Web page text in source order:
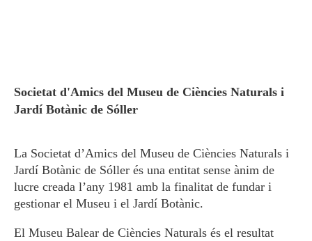
Societat d'Amics del Museu de Ciències Naturals i
Jardí Botànic de Sóller
La Societat d’Amics del Museu de Ciències Naturals i
Jardí Botànic de Sóller és una entitat sense ànim de
lucre creada l’any 1981 amb la finalitat de fundar i
gestionar el Museu i el Jardí Botànic.
El Museu Balear de Ciències Naturals és el resultat